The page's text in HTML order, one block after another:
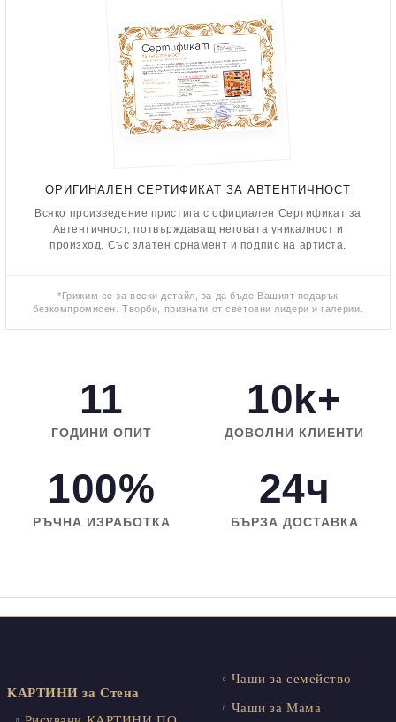
ОРИГИНАЛЕН СЕРТИФИКАТ ЗА АВТЕНТИЧНОСТ
Всяко произведение пристига с официален Сертификат за
Автентичност, потвърждаващ неговата уникалност и
произход. Със златен орнамент и подпис на артиста.
*Грижим се за всеки детайл, за да бъде Вашият подарък
безкомпромисен. Творби, признати от световни лидери и галерии.
11
ГОДИНИ ОПИТ
10k+
ДОВОЛНИ КЛИЕНТИ
100%
РЪЧНА ИЗРАБОТКА
24ч
БЪРЗА ДОСТАВКА
КАРТИНИ за Стена
Чаши за семейство
Чаши за Мама